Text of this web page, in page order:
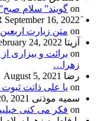
on گویند” سلام
September 16, 2022
on متن زیارت
آزیتا 24, 2022
on برائت و بیزاری
زهرا…
رضا August 5, 2021
on یا علی ذاتت
سمیه موذنی 2021
on فکر می کنی